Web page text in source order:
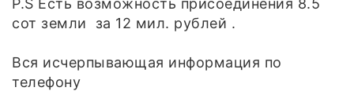
P.S Есть возможность присоединения 8.5
сот земли за 12 мил. рублей .
Вся исчерпывающая информация по
телефону